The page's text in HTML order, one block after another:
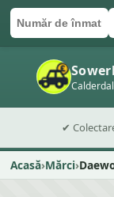
✔
Acasă Mărci